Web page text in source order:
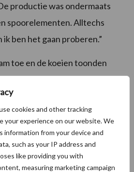
cookies and other tracking
your experience on our website. We
information from your device and
such as your IP address and
like providing you with
measuring marketing campaign
productie was ondermaats
spoorelementen. Alltechs
ben het gaan proberen.”
toe en de koeien toonden
van het
Protein en beschikt over
heeft een vergelijkbaar
een verse koe zelf te
rantsoen om de koeien